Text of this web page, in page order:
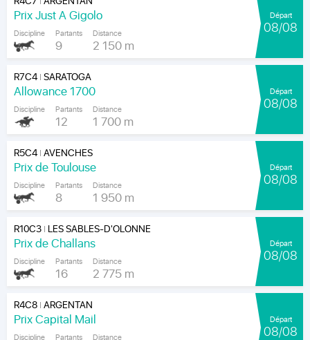
Prix Just A Gigolo
Discipline Partants
9
Distance
2 150 m
Départ
08/08
R7C4|SARATOGA
Allowance 1700
Discipline Partants
12
Distance
1 700 m
Départ
08/08
R5C4|AVENCHES
Prix de Toulouse
Discipline Partants
8
Distance
1 950 m
Départ
08/08
R10C3| LES SABLES-D'OLONNE
Prix de Challans
Discipline Partants
16
Distance
2 775 m
Départ
08/08
R4C8|ARGENTAN
Prix Capital Mail
Discipline Partants Distance
Départ
08/08